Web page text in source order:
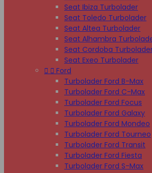
Seat Ibiza Turbolader
Seat Toledo Turbolader
Seat Altea Turbolader
Seat Alhambra
Seat Cordoba
Seat Exeo Turbolader
  Ford
Turbolader Ford B-Max
Turbolader Ford C-Max
Turbolader Ford Focus
Turbolader Ford Galaxy
Turbolader Ford Mondeo
Turbolader Ford Tourneo
Turbolader Ford Transit
Turbolader Ford Fiesta
Turbolader Ford S-Max